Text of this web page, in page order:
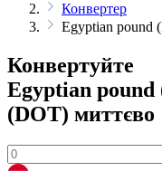
Конвертер
Egyptian pound
Конвертуйте
Egyptian
(DOT) миттєво